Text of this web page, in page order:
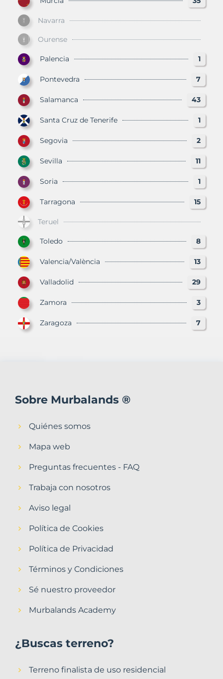
Navarra
Ourense
Palencia 1
Pontevedra 7
Salamanca 43
Santa Cruz de Tenerife 1
Segovia 2
Sevilla 11
Soria 1
Tarragona 15
Teruel
Toledo 8
Valencia/València 13
Valladolid 29
Zamora 3
Zaragoza 7
Sobre Murbalands ®
Quiénes somos
Mapa web
Preguntas frecuentes - FAQ
Trabaja con nosotros
Aviso legal
Política de Cookies
Política de Privacidad
Términos y Condiciones
Sé nuestro proveedor
Murbalands Academy
¿Buscas terreno?
Terreno finalista de uso residencial